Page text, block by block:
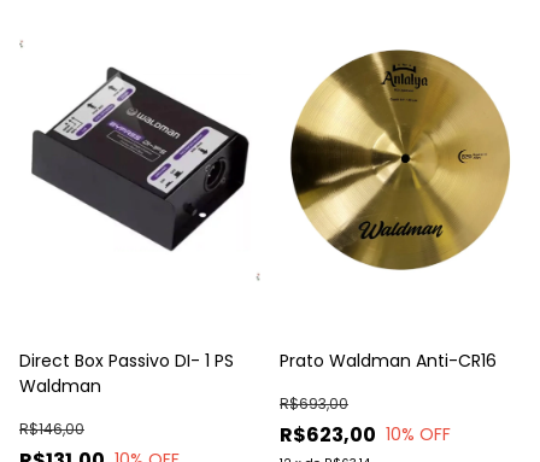
Direct Box Passivo DI- 1 PS
Waldman
R$146,00
Prato Waldman Anti-CR16
R$623,00
R$693,00
10% OFF